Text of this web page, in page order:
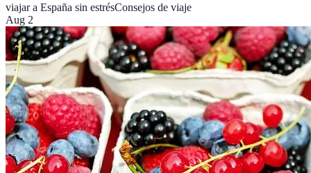
viajar a España sin estrésConsejos de viaje
Aug 2